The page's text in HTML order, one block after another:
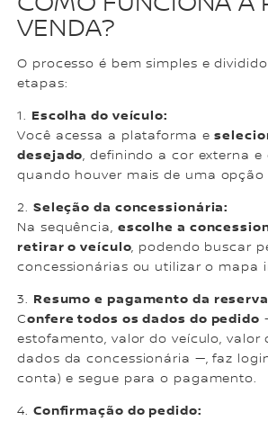
VENDA?
O processo é bem simples e
etapas:
1. Escolha do veículo:
Você acessa a plataforma e
desejado, definindo a cor externa e
quando houver mais de uma opção
2. Seleção da concessionária:
Na sequência, escolhe a
retirar o veículo, podendo buscar
concessionárias ou utilizar o mapa
3. Resumo e pagamento da
Confere todos os dados do pedido
estofamento, valor do veículo, valor
dados da concessionária —, faz
conta) e segue para o pagamento.
4. Confirmação do pedido: